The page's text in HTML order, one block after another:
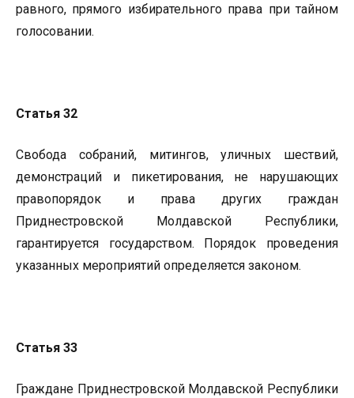
равного, прямого избирательного права при тайном
голосовании.
Статья 32
Свобода собраний, митингов, уличных шествий,
демонстраций и пикетирования, не нарушающих
правопорядок и права других граждан
Приднестровской Молдавской Республики,
гарантируется государством. Порядок проведения
указанных мероприятий определяется законом.
Статья 33
Граждане Приднестровской Молдавской Республики